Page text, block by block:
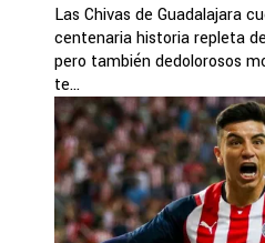
Las Chivas de Guadalajara
centenaria historia repleta
pero también dedolorosos
te...